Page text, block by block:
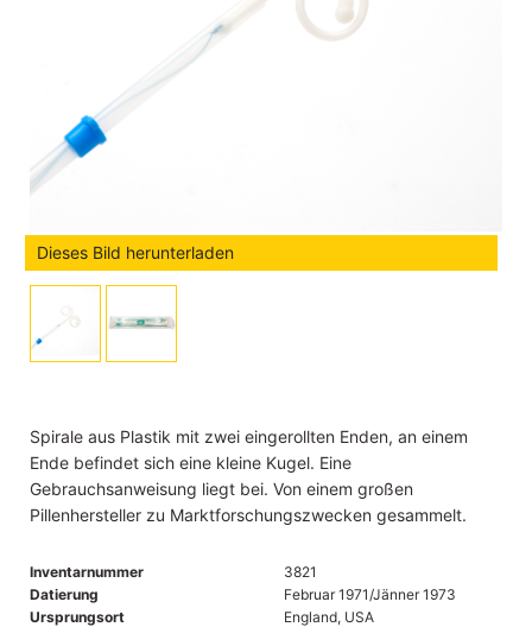
Dieses Bild herunterladen
Spirale aus Plastik mit zwei eingerollten Enden, an einem
Ende befindet sich eine kleine Kugel. Eine
Gebrauchsanweisung liegt bei. Von einem großen
Pillenhersteller zu Marktforschungszwecken gesammelt.
Inventarnummer
3821
Datierung
Februar 1971/Jänner 1973
Ursprungsort
England, USA